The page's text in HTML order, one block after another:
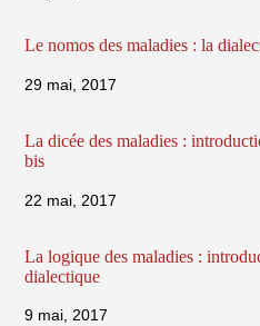
Le nomos des maladies : la
29 mai, 2017
La dicée des maladies :
bis
22 mai, 2017
La logique des maladies :
dialectique
9 mai, 2017